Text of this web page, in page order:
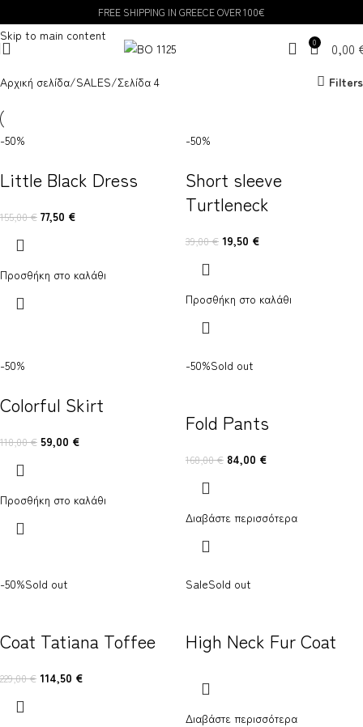
Skip to main content
FREE SHIPPING IN GREECE OVER 100€
0 0,00
Αρχική σελίδα SALES Σελίδα 4 Filters
-50%
Little Black Dress
155,00€ 77,50 €
Προσθήκη στο καλάθι
-50%
Short sleeve
Turtleneck
39,00€ 19,50 €
Προσθήκη στο καλάθι
-50%
Colorful Skirt
118,00€ 59,00 €
Προσθήκη στο καλάθι
-50%Sold out
Fold Pants
168,00€ 84,00 €
Διαβάστε περισσότερα
-50%Sold out
Coat Tatiana Toffee
229,00€ 114,50 €
SaleSold out
High Neck Fur Coat
Διαβάστε περισσότερα